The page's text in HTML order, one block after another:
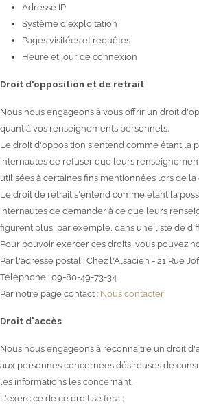
Adresse IP
Système d'exploitation
Pages visitées et requêtes
Heure et jour de connexion
Droit d'opposition et de retrait
Nous nous engageons à vous offrir un droit
quant à vos renseignements personnels.
Le droit d'opposition s'entend comme étant la
internautes de refuser que leurs
utilisées à certaines fins mentionnées lors de
Le droit de retrait s'entend comme étant la
internautes de demander à ce que leurs
figurent plus, par exemple, dans une liste de
Pour pouvoir exercer ces droits, vous pouvez
Par l'adresse postal : Chez l'Alsacien - 21 Rue
Téléphone : 09-80-49-73-34
Par notre page contact : Nous contacter
Droit d'accès
Nous nous engageons à reconnaître un droit
aux personnes concernées désireuses de
les informations les concernant.
L'exercice de ce droit se fera :